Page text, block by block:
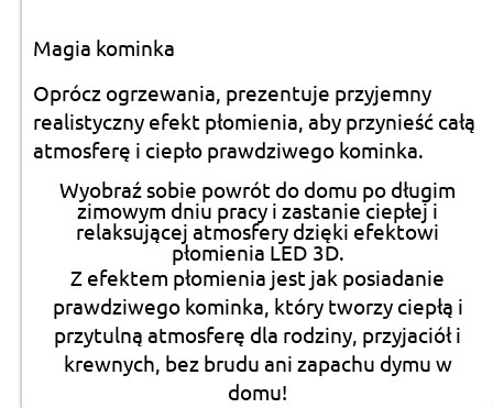
Magia kominka
Oprócz ogrzewania, prezentuje przyjemny
realistyczny efekt płomienia, aby przynieść całą
atmosferę i ciepło prawdziwego kominka.
Wyobraź sobie powrót do domu po długim
zimowym dniu pracy i zastanie ciepłej i
relaksującej atmosfery dzięki efektowi
płomienia LED 3D.
Z efektem płomienia jest jak posiadanie
prawdziwego kominka, który tworzy ciepłą i
przytulną atmosferę dla rodziny, przyjaciół i
krewnych, bez brudu ani zapachu dymu w
domu!